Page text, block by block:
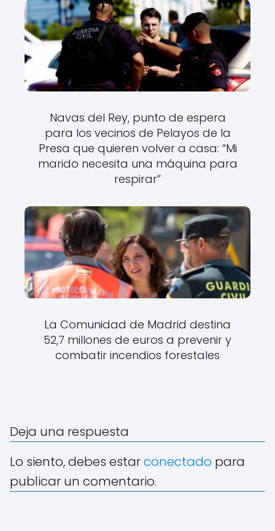
Navas del Rey, punto de espera
para los vecinos de Pelayos de la
Presa que quieren volver a casa: “Mi
marido necesita una máquina para
respirar”
La Comunidad de Madrid destina
52,7 millones de euros a prevenir y
combatir incendios forestales
Deja una respuesta
Lo siento, debes estarconectado para
publicar un comentario.